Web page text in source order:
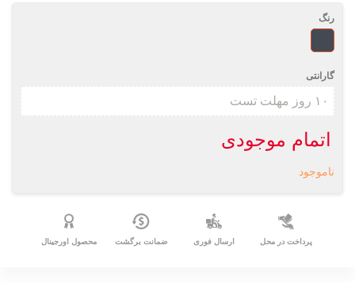
رنگ
مشکی
گارانتی
اتمام موجودی
ناموجود
پرداخت در محل ارسال فوری ضمانت برگشت محصول اورجینال